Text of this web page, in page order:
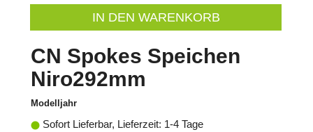
IN DEN WARENKORB
CN Spokes Speichen
Niro292mm
Modelljahr
Sofort Lieferbar, Lieferzeit: 1-4 Tage